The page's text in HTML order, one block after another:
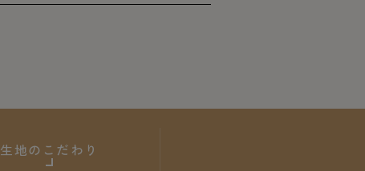
生地のこだわり